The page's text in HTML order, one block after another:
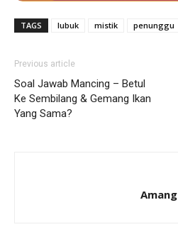
TAGS lubuk mistik penunggu
Previous article
Soal Jawab Mancing – Betul
Ke Sembilang & Gemang Ikan
Yang Sama?
Amang